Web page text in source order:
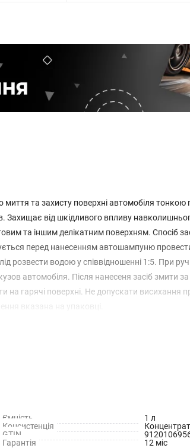
миття та захисту поверхні автомобіля
Захищає від шкідливого впливу
та іншим делікатним поверхням. Спосіб
перед нанесенням автошампуню
розвести водою у співвідношенні 1:5. При
автомобіля. Після нанесеня засіб змити
гарячі поверхні. Не допускати висихання
вказана на упаковці.
Ємність
1 л
Консистенція
Концентрат
GTIN
Гарантія 12 міс